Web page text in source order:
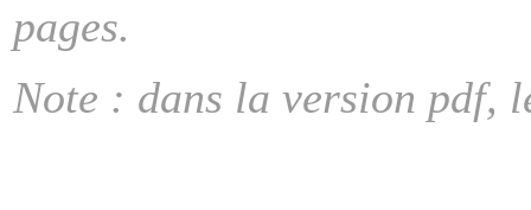
pages.
Note : dans la version pdf,